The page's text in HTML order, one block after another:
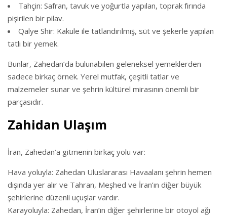
Tahçin: Safran, tavuk ve yoğurtla yapılan, toprak fırında
pişirilen bir pilav.
Qalye Shir: Kakule ile tatlandırılmış, süt ve şekerle yapılan
tatlı bir yemek.
Bunlar, Zahedan’da bulunabilen geleneksel yemeklerden
sadece birkaç örnek. Yerel mutfak, çeşitli tatlar ve
malzemeler sunar ve şehrin kültürel mirasının önemli bir
parçasıdır.
Zahidan Ulaşım
İran, Zahedan’a gitmenin birkaç yolu var:
Hava yoluyla: Zahedan Uluslararası Havaalanı şehrin hemen
dışında yer alır ve Tahran, Meşhed ve İran’ın diğer büyük
şehirlerine düzenli uçuşlar vardır.
Karayoluyla: Zahedan, İran’ın diğer şehirlerine bir otoyol ağı